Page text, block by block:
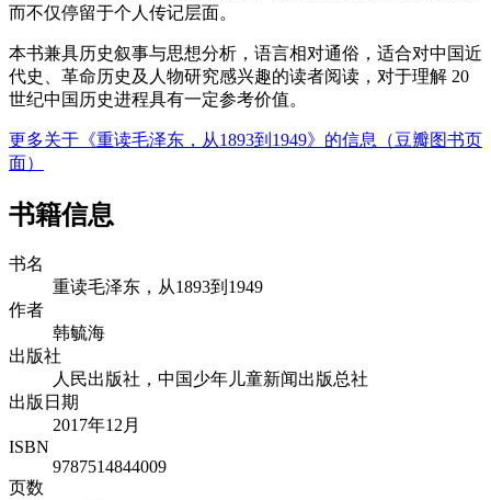
而不仅停留于个人传记层面。
本书兼具历史叙事与思想分析，语言相对通俗，适合对中国近
代史、革命历史及人物研究感兴趣的读者阅读，对于理解 20
世纪中国历史进程具有一定参考价值。
更多关于《重读毛泽东，从1893到1949》的信息（豆瓣图书页
面）
书籍信息
书名
重读毛泽东，从1893到1949
作者
韩毓海
出版社
人民出版社，中国少年儿童新闻出版总社
出版日期
2017年12月
ISBN
9787514844009
页数